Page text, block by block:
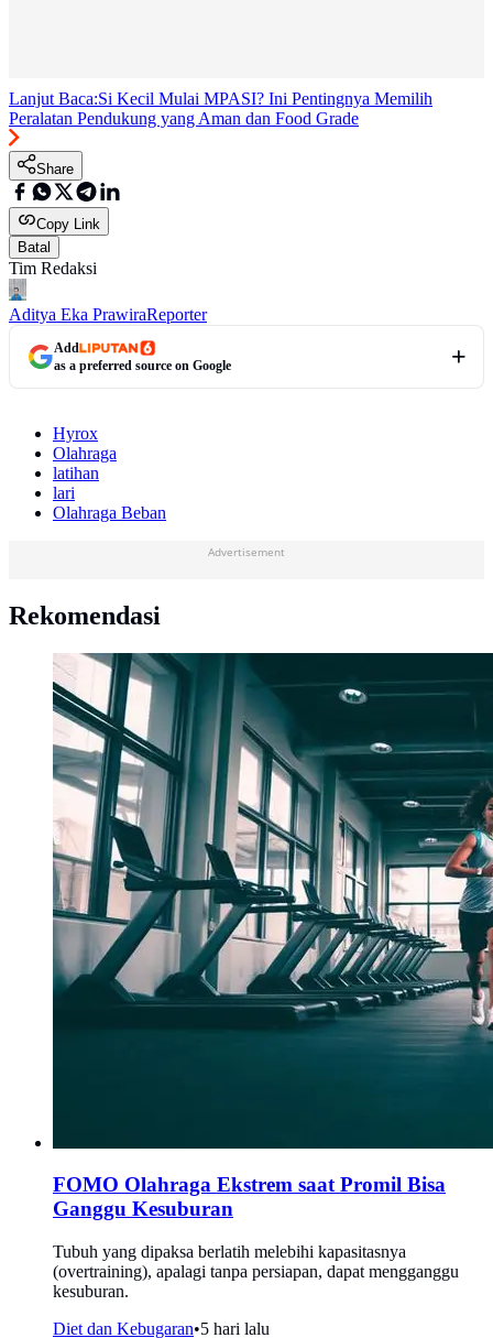
Lanjut Baca:Si Kecil Mulai MPASI? Ini Pentingnya Memilih
Peralatan Pendukung yang Aman dan Food Grade
Share
Copy Link
Batal
Tim Redaksi
Aditya Eka PrawiraReporter
Add
as a preferred source on Google
Hyrox
Olahraga
latihan
lari
Olahraga Beban
Advertisement
Rekomendasi
FOMO Olahraga Ekstrem saat Promil Bisa
Ganggu Kesuburan
Tubuh yang dipaksa berlatih melebihi kapasitasnya
(overtraining), apalagi tanpa persiapan, dapat mengganggu
kesuburan.
Diet dan Kebugaran•5 hari lalu